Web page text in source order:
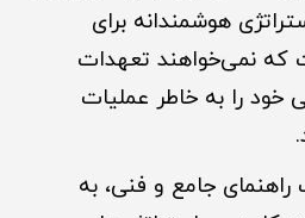
هوشمندانه برای
که نمی‌خواهند تعهدات
خود را به خاطر عملیات
راهنمای جامع و فنی، به